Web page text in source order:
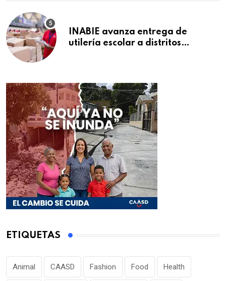
INABIE avanza entrega de
utilería escolar a distritos
ETIQUETAS
Animal CAASD Fashion Food Health